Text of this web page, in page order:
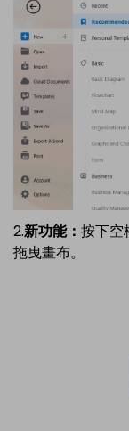
2.新功能： 按下空
拖曳畫布。